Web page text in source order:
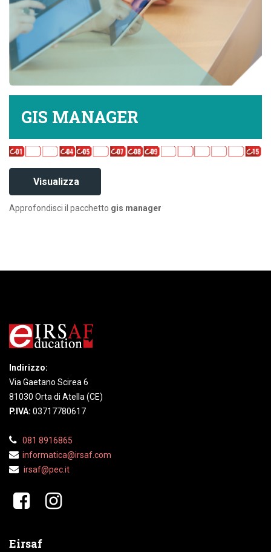
GIS MANAGER
Visualizza
Approfondisci il pacchetto gis manager
Indirizzo:
Via Gaetano Scirea 6
81030 Orta di Atella (CE)
P.IVA: 03717780617
081 8916865
informatica@irsaf.com
irsaf@pec.it
Eirsaf